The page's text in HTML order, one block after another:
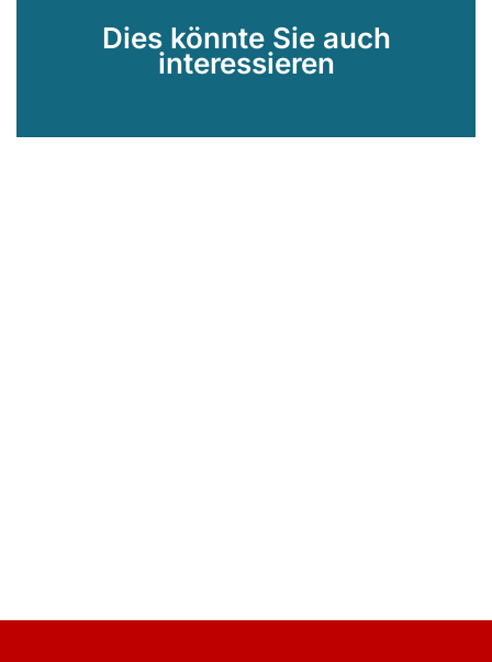
Dies könnte Sie auch
interessieren